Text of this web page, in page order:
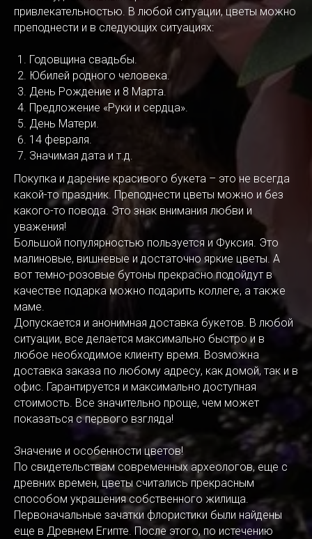
привлекательностью. В любой ситуации, цветы можно
преподнести и в следующих ситуациях:
Годовщина свадьбы.
Юбилей родного человека.
День Рождение и 8 Марта.
Предложение «Руки и сердца».
День Матери.
14 февраля.
Значимая дата и т.д.
Покупка и дарение красивого букета – это не всегда
какой-то праздник. Преподнести цветы можно и без
какого-то повода. Это знак внимания любви и
уважения!
Большой популярностью пользуется и Фуксия. Это
малиновые, вишневые и достаточно яркие цветы. А
вот темно-розовые бутоны прекрасно подойдут в
качестве подарка можно подарить коллеге, а также
маме.
Допускается и анонимная доставка букетов. В любой
ситуации, все делается максимально быстро и в
любое необходимое клиенту время. Возможна
доставка заказа по любому адресу, как домой, так и в
офис. Гарантируется и максимально доступная
стоимость. Все значительно проще, чем может
показаться с первого взгляда!
Значение и особенности цветов!
По свидетельствам современных археологов, еще с
древних времен, цветы считались прекрасным
способом украшения собственного жилища.
Первоначальные зачатки флористики были найдены
еще в Древнем Египте. После этого, по истечению